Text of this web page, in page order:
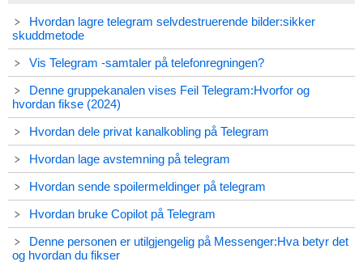
Hvordan lagre telegram selvdestruerende bilder:sikker
skuddmetode
Vis Telegram -samtaler på telefonregningen?
Denne gruppekanalen vises Feil Telegram:Hvorfor og
hvordan fikse (2024)
Hvordan dele privat kanalkobling på Telegram
Hvordan lage avstemning på telegram
Hvordan sende spoilermeldinger på telegram
Hvordan bruke Copilot på Telegram
Denne personen er utilgjengelig på Messenger:Hva betyr det
og hvordan du fikser